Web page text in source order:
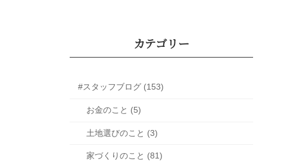
カテゴリー
#スタッフブログ (153)
お金のこと (5)
土地選びのこと (3)
家づくりのこと (81)